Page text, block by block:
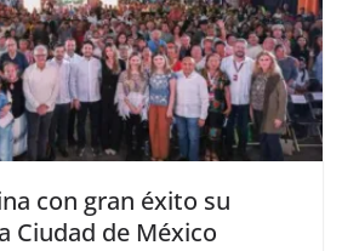
con gran éxito su
Ciudad de México